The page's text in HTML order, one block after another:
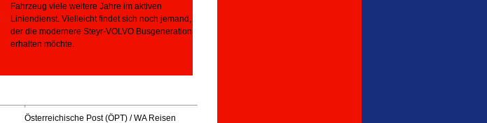
Fahrzeug viele weitere Jahre im aktiven
Liniendienst. Vielleicht findet sich noch jemand,
der die modernere Steyr-VOLVO Busgeneration
erhalten möchte.
Österreichische Post (ÖPT) / WA Reisen